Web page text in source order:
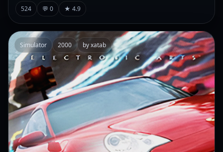
524 💬 0 ★ 4.9
Simulator 2000 by xatab